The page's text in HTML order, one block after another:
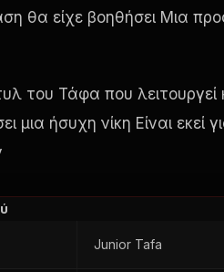
θα είχε βοηθήσει Μια
του Τάφα που
μια ήσυχη νίκη Είναι
Junior Tafa